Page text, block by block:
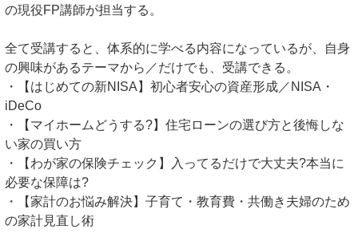
の現役FP講師が担当する。
全て受講すると、体系的に学べる内容になっているが、自身
の興味があるテーマから／だけでも、受講できる。
・【はじめての新NISA】初心者安心の資産形成／NISA・
iDeCo
・【マイホームどうする?】住宅ローンの選び方と後悔しな
い家の買い方
・【わが家の保険チェック】入ってるだけで大丈夫?本当に
必要な保障は?
・【家計のお悩み解決】子育て・教育費・共働き夫婦のため
の家計見直し術